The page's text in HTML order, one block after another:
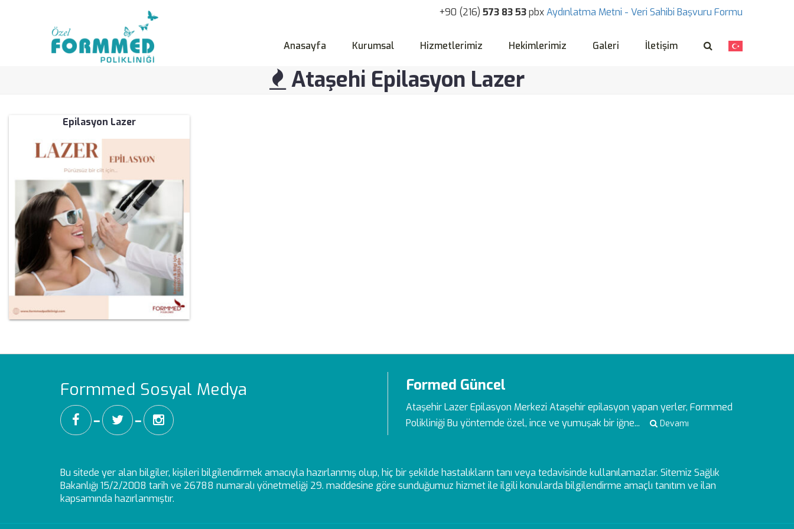
+90 (216) 573 83 53pbxAydınlatma Metni - Veri Sahibi Başvuru Formu
Anasayfa Kurumsal Hizmetlerimiz Hekimlerimiz Galeri İletişim
Ataşehi Epilasyon Lazer
Epilasyon Lazer
Formmed Sosyal Medya
━ ━
Formed Güncel
Ataşehir Lazer Epilasyon Merkezi Ataşehir epilasyon yapan yerler, Formmed
Polikliniği Bu yöntemde özel, ince ve yumuşak bir iğne...
Devamı
Bu sitede yer alan bilgiler, kişileri bilgilendirmek amacıyla hazırlanmış olup, hiç bir şekilde hastalıkların tanı veya tedavisinde kullanılamazlar. Sitemiz Sağlık
Bakanlığı 15/2/2008 tarih ve 26788 numaralı yönetmeliği 29. maddesine göre sunduğumuz hizmet ile ilgili konularda bilgilendirme amaçlı tanıtım ve ilan
kapsamında hazırlanmıştır.